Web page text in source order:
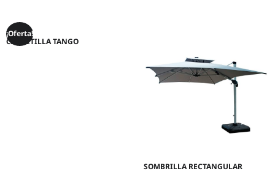
¡Oferta!
CARRETILLA TANGO
SOMBRILLA RECTANGULAR